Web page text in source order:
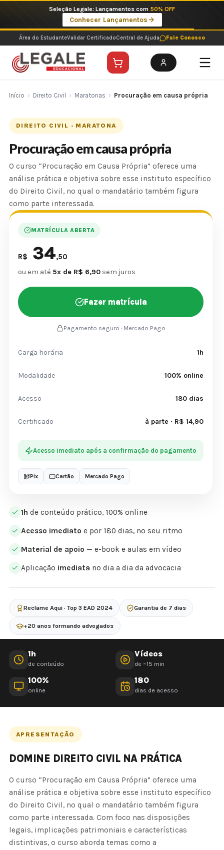
o
conteúdo
Seleção Legale: Lançamentos com 50% OFF
Conhecer Lançamentos
Área do EstudanteValidar CertificadoCentral de Ajuda Fale Conosco
Início › Direito Civil › Maratonas › Procuração em causa própria
DIREITO CIVIL · MARATONA
Procuração em causa própria
O curso “Procuração em Causa Própria” oferece uma
análise prática e objetiva sobre esse instituto específico
do Direito Civil, no qual o mandatário também figura
como parte interessada.
1h de conteúdo prático, 100% online
Acesso imediato e por 180 dias, no seu ritmo
Material de apoio — e-book e aulas em vídeo
Aplicação imediata no dia a dia da advocacia
Reclame Aqui · Top 3 EAD 2024 Garantia de 7 dias
+20 anos formando advogados
MATRÍCULA ABERTA
R$ 34,50
ou em até 5x de R$ 6,90 sem juros
Fazer matrícula
Pagamento seguro · Mercado Pago
Carga horária 1h
Modalidade 100% online
Acesso 180 dias
Certificado à parte · R$ 14,90
Acesso imediato após a confirmação do pagamento
Pix Cartão Mercado Pago
1h
de conteúdo
Vídeos
de ~15 min
100%
online
180
dias de acesso
APRESENTAÇÃO
DOMINE DIREITO CIVIL NA PRÁTICA
O curso “Procuração em Causa Própria” oferece uma
análise prática e objetiva sobre esse instituto específico
do Direito Civil, no qual o mandatário também figura
como parte interessada. Com foco nas disposições
legais, implicações patrimoniais e características
distintivas, o curso aborda temas como a